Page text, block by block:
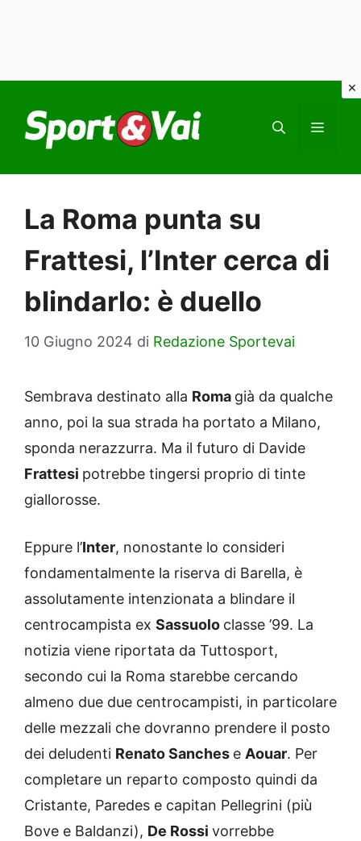
contenuto
La Roma punta su
Frattesi, l’Inter cerca di
blindarlo: è duello
10 Giugno 2024 di Redazione Sportevai
Sembrava destinato alla Roma già da qualche
anno, poi la sua strada ha portato a Milano,
sponda nerazzurra. Ma il futuro di Davide
Frattesi potrebbe tingersi proprio di tinte
giallorosse.
Eppure l’Inter, nonostante lo consideri
fondamentalmente la riserva di Barella, è
assolutamente intenzionata a blindare il
centrocampista ex Sassuolo classe ’99. La
notizia viene riportata da Tuttosport,
secondo cui la Roma starebbe cercando
almeno due due centrocampisti, in particolare
delle mezzali che dovranno prendere il posto
dei deludenti Renato Sanches e Aouar. Per
completare un reparto composto quindi da
Cristante, Paredes e capitan Pellegrini (più
Bove e Baldanzi), De Rossi vorrebbe